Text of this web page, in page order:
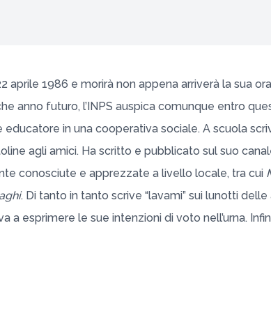
aprile 1986 e morirà non appena arriverà la sua
anno futuro, l’INPS auspica comunque entro
in una cooperativa sociale. A scuola
agli amici. Ha scritto e pubblicato sul suo
conosciute e apprezzate a livello locale, tra cui
. Di tanto in tanto scrive “lavami” sui lunotti
a esprimere le sue intenzioni di voto nell’urna.